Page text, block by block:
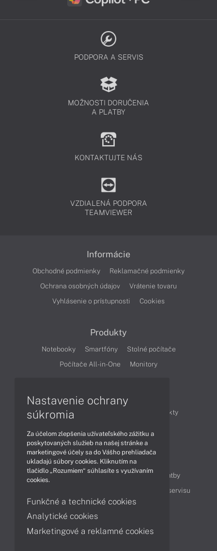
PODPORA A SERVIS
MOŽNOSTI DORUČENIA
A PLATBY
KONTAKTUJTE NÁS
VZDIALENÁ PODPORA
TEAMVIEWER
Informácie
Obchodné podmienky
Reklamačné podmienky
Ochrana osobných údajov
Vrátenie tovaru
Vyhlásenie o prístupnosti
Cookies
Produkty
Notebooky Smartfóny
Stolné počítače
Počítače All-in-One
Monitory
Články
Obchodné informácie
Produkty
Obsah
Ako nakupovať
Možnosti doručenia a platby
Cenník servisu
Kontakty
Nastavenie ochrany
súkromia
Za účelom zlepšenia užívateľského zážitku a
poskytovaných služieb na našej stránke a
marketingové účely sa do Vášho prehliadača
ukladajú súbory cookies. Kliknutím na
tlačidlo „Rozumiem“ súhlasíte s využívaním
cookies.
Funkčné a technické cookies
Analytické cookies
Marketingové a reklamné cookies